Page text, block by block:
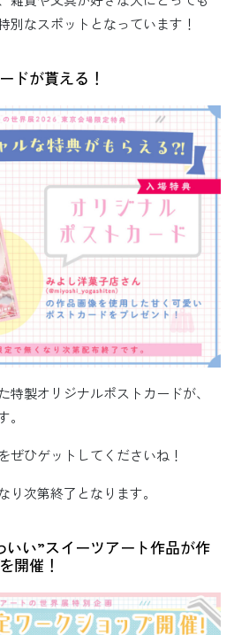
別なスポットとなっています！
ドが貰える！
特製オリジナルポストカードが、
ぜひゲットしてくださいね！
次第終了となります。
いい”スイーツアート作品が作
開催！